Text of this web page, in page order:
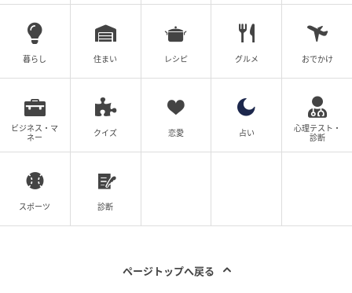
暮らし 住まい レシピ グルメ おでかけ
ビジネス・マ
ネー
クイズ 恋愛 占い
心理テスト・
診断
スポーツ 診断
ページトップへ戻る